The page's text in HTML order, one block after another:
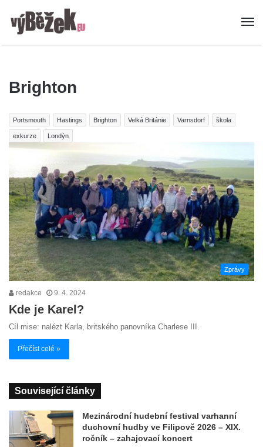
Brighton
Portsmouth Hastings Brighton Velká Británie Varnsdorf škola
exkurze Londýn
Zprávy
redakce 9. 4. 2024
Kde je Karel?
Cíl mise: nalézt Karla, britského panovníka Charlese III.
Přečíst celé »
Související články
Mezinárodní hudební festival varhanní
duchovní hudby ve Filipově 2026 – XIX.
ročník – zahajovací koncert